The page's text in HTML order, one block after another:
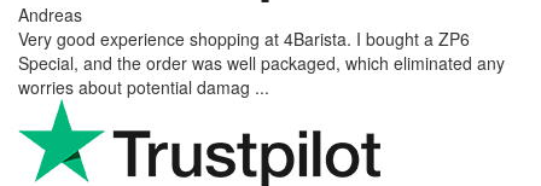
Andreas
Very good experience shopping at 4Barista. I bought a ZP6
Special, and the order was well packaged, which eliminated any
worries about potential damag ...